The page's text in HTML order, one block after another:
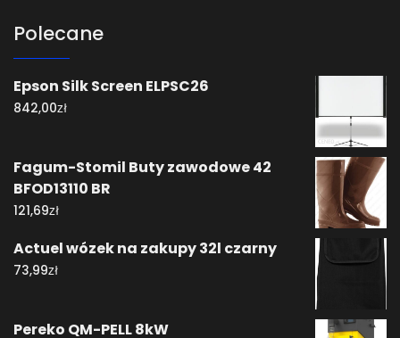
Polecane
Epson Silk Screen ELPSC26
842,00zł
Fagum-Stomil Buty zawodowe 42
BFOD13110 BR
121,69zł
Actuel wózek na zakupy 32l czarny
73,99zł
Pereko QM-PELL 8kW